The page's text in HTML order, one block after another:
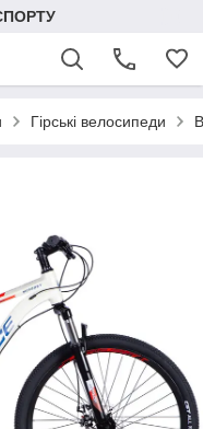
Гірські велосипеди